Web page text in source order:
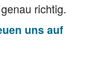
richtig.
uns auf